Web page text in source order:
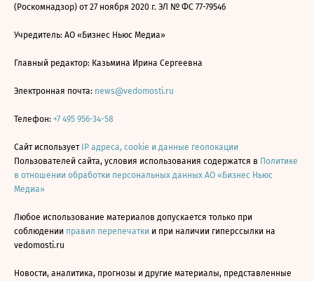
(Роскомнадзор) от 27 ноября 2020 г. ЭЛ № ФС 77-79546
Учредитель: АО «Бизнес Ньюс Медиа»
Главный редактор: Казьмина Ирина Сергеевна
Электронная почта: news@vedomosti.ru
Телефон: +7 495 956-34-58
Сайт использует IP адреса, cookie и данные геолокации
Пользователей сайта, условия использования содержатся в Политике
в отношении обработки персональных данных АО «Бизнес Ньюс
Медиа»
Любое использование материалов допускается только при
соблюдении правил перепечатки и при наличии гиперссылки на
vedomosti.ru
Новости, аналитика, прогнозы и другие материалы, представленные